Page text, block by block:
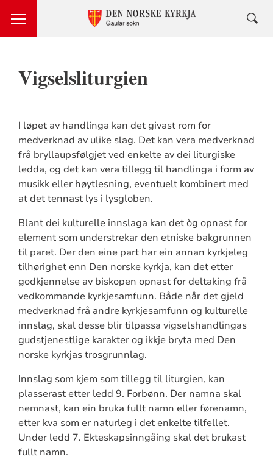
Vigselsliturgien
I løpet av handlinga kan det givast rom for
medverknad av ulike slag. Det kan vera medverknad
frå bryllaupsfølgjet ved enkelte av dei liturgiske
ledda, og det kan vera tillegg til handlinga i form av
musikk eller høytlesning, eventuelt kombinert med
at det tennast lys i lysgloben.
Blant dei kulturelle innslaga kan det òg opnast for
element som understrekar den etniske bakgrunnen
til paret. Der den eine part har ein annan kyrkjeleg
tilhørighet enn Den norske kyrkja, kan det etter
godkjennelse av biskopen opnast for deltaking frå
vedkommande kyrkjesamfunn. Både når det gjeld
medverknad frå andre kyrkjesamfunn og kulturelle
innslag, skal desse blir tilpassa vigselshandlingas
gudstjenestlige karakter og ikkje bryta med Den
norske kyrkjas trosgrunnlag.
Innslag som kjem som tillegg til liturgien, kan
plasserast etter ledd 9. Forbønn. Der namna skal
nemnast, kan ein bruka fullt namn eller førenamn,
etter kva som er naturleg i det enkelte tilfellet.
Under ledd 7. Ekteskapsinngåing skal det brukast
fullt namn.